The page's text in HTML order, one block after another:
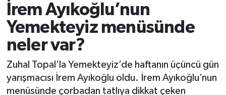
İrem Ayıkoğlu’nun
Yemekteyiz menüsünde
neler var?
Zuhal Topal’la Yemekteyiz’de haftanın üçüncü gün
yarışmacısı İrem Ayıkoğlu oldu. İrem Ayıkoğlu’nun
menüsünde çorbadan tatlıya dikkat çeken
Araç Haberleri
Azdavay Haberleri
Bozkurt Haberleri